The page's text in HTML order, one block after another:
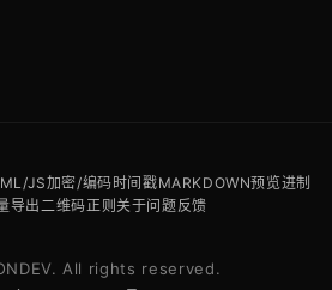
JS加密/编码时间戳MARKDOWN预览进制
导出二维码正则关于问题反馈
All rights reserved.